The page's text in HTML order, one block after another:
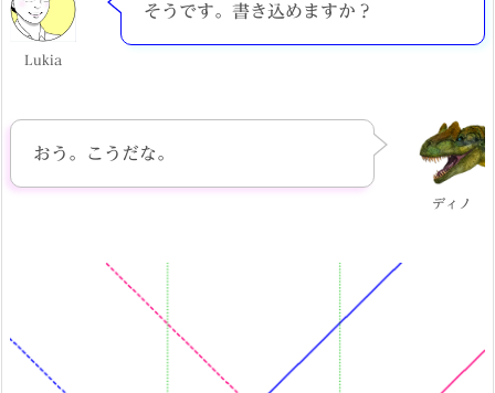
Lukia
そうです。書き込めますか？
ディノ
おう。こうだな。